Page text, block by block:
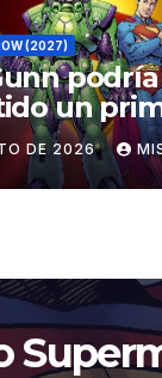
(2027)
un
Brainiac
DE 2026